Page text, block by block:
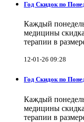
Год Скидок по
Каждый
медицины
терапии в
12-01-26 09:28
Год Скидок по
Каждый
медицины
терапии в